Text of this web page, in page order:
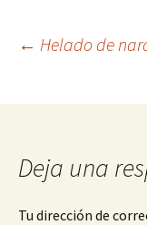
de
← Helado de
Deja una
Tu dirección de